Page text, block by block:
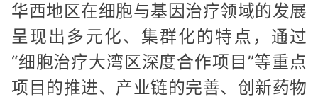
华西地区在细胞与基因治疗领域的发展
呈现出多元化、集群化的特点，通过
“细胞治疗大湾区深度合作项目”等重点
项目的推进、产业链的完善、创新药物